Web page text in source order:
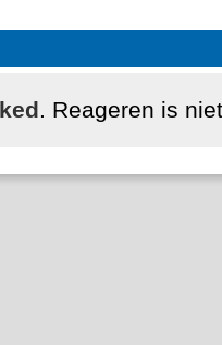
. Reageren is